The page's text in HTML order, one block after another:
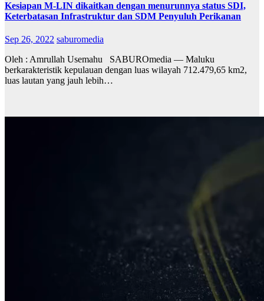
Kesiapan M-LIN dikaitkan dengan menurunnya status SDI,
Keterbatasan Infrastruktur dan SDM Penyuluh Perikanan
Sep 26, 2022 saburomedia
Oleh : Amrullah Usemahu SABUROmedia — Maluku
berkarakteristik kepulauan dengan luas wilayah 712.479,65 km2,
luas lautan yang jauh lebih…